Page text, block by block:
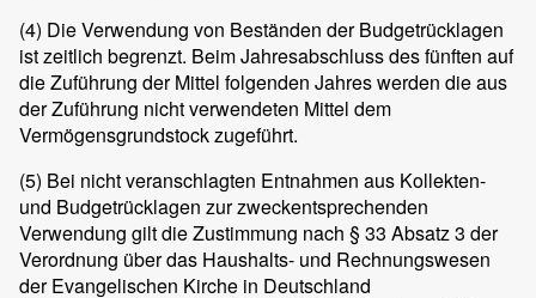
(4) Die Verwendung von Beständen der Budgetrücklagen
ist zeitlich begrenzt. Beim Jahresabschluss des fünften auf
die Zuführung der Mittel folgenden Jahres werden die aus
der Zuführung nicht verwendeten Mittel dem
Vermögensgrundstock zugeführt.
(5) Bei nicht veranschlagten Entnahmen aus Kollekten-
und Budgetrücklagen zur zweckentsprechenden
Verwendung gilt die Zustimmung nach § 33 Absatz 3 der
Verordnung über das Haushalts- und Rechnungswesen
der Evangelischen Kirche in Deutschland